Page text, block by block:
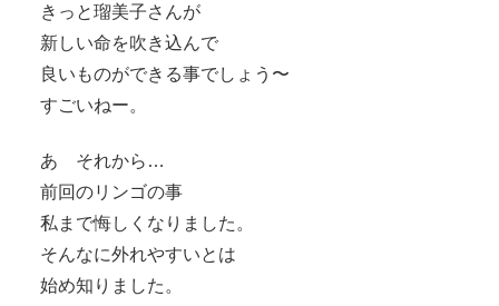
きっと瑠美子さんが
新しい命を吹き込んで
良いものができる事でしょう〜
すごいねー。
あ それから…
前回のリンゴの事
私まで悔しくなりました。
そんなに外れやすいとは
始め知りました。